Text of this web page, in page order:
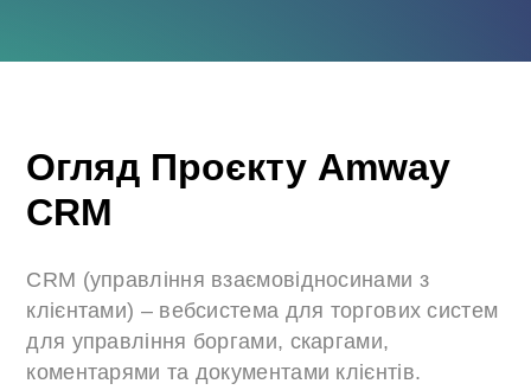
Огляд Проєкту Amway
CRM
CRM (управління взаємовідносинами з
клієнтами) – вебсистема для торгових систем
для управління боргами, скаргами,
коментарями та документами клієнтів.